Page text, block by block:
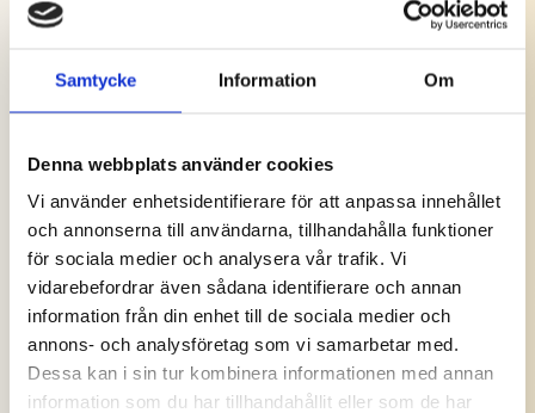
Samtycke Information Om
Denna webbplats använder cookies
Vi använder enhetsidentifierare för att anpassa innehållet
och annonserna till användarna, tillhandahålla funktioner
för sociala medier och analysera vår trafik. Vi
vidarebefordrar även sådana identifierare och annan
information från din enhet till de sociala medier och
annons- och analysföretag som vi samarbetar med.
Dessa kan i sin tur kombinera informationen med annan
information som du har tillhandahållit eller som de har
Build Forward
art@climate 2030